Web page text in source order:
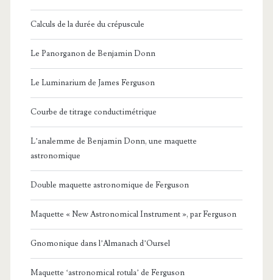
Calculs de la durée du crépuscule
Le Panorganon de Benjamin Donn
Le Luminarium de James Ferguson
Courbe de titrage conductimétrique
L’analemme de Benjamin Donn, une maquette
astronomique
Double maquette astronomique de Ferguson
Maquette « New Astronomical Instrument », par Ferguson
Gnomonique dans l’Almanach d’Oursel
Maquette ‘astronomical rotula’ de Ferguson